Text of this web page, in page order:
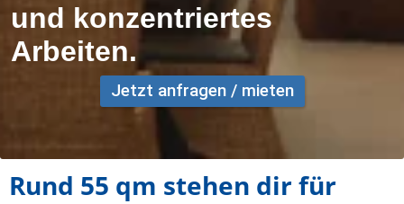
und konzentriertes
Arbeiten.
Jetzt anfragen / mieten
Rund 55 qm stehen dir für